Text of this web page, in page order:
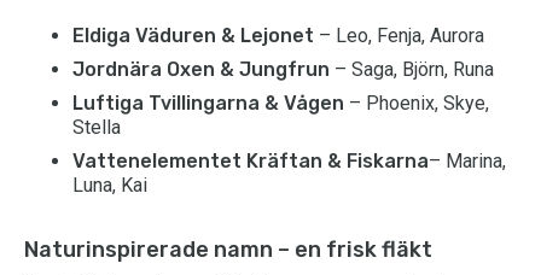
Eldiga Väduren & Lejonet – Leo, Fenja, Aurora
Jordnära Oxen & Jungfrun – Saga, Björn, Runa
Luftiga Tvillingarna & Vågen – Phoenix, Skye,
Stella
Vattenelementet Kräftan & Fiskarna– Marina,
Luna, Kai
Naturinspirerade namn – en frisk fläkt